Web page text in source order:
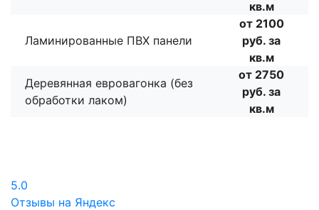
кв.м
Ламинированные ПВХ панели
от 2100
руб. за
кв.м
Деревянная евровагонка (без
обработки лаком)
от 2750
руб. за
кв.м
5.0
Отзывы на Яндекс